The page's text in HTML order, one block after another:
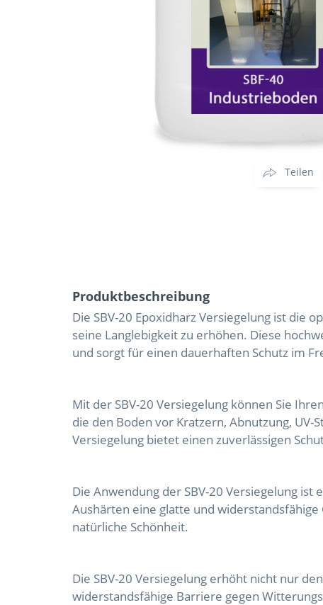
Teilen
Produktbeschreibung
Die SBV-20 Epoxidharz Versiegelung ist die
seine Langlebigkeit zu erhöhen. Diese
und sorgt für einen dauerhaften Schutz im
Mit der SBV-20 Versiegelung können Sie
die den Boden vor Kratzern, Abnutzung, UV-
Versiegelung bietet einen zuverlässigen
Die Anwendung der SBV-20 Versiegelung
Aushärten eine glatte und
natürliche Schönheit.
Die SBV-20 Versiegelung erhöht nicht nur
widerstandsfähige Barriere gegen